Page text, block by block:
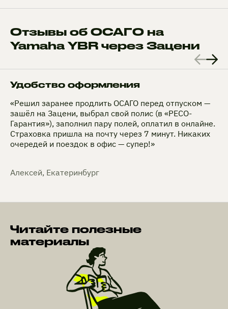
Отзывы об ОСАГО на
Yamaha YBR через Зацени
Удобство оформления
«Решил заранее продлить ОСАГО перед отпуском —
зашёл на Зацени, выбрал свой полис (в «РЕСО-
Гарантия»), заполнил пару полей, оплатил в онлайне.
Страховка пришла на почту через 7 минут. Никаких
очередей и поездок в офис — супер!»
Алексей, Екатеринбург
Читайте полезные
материалы